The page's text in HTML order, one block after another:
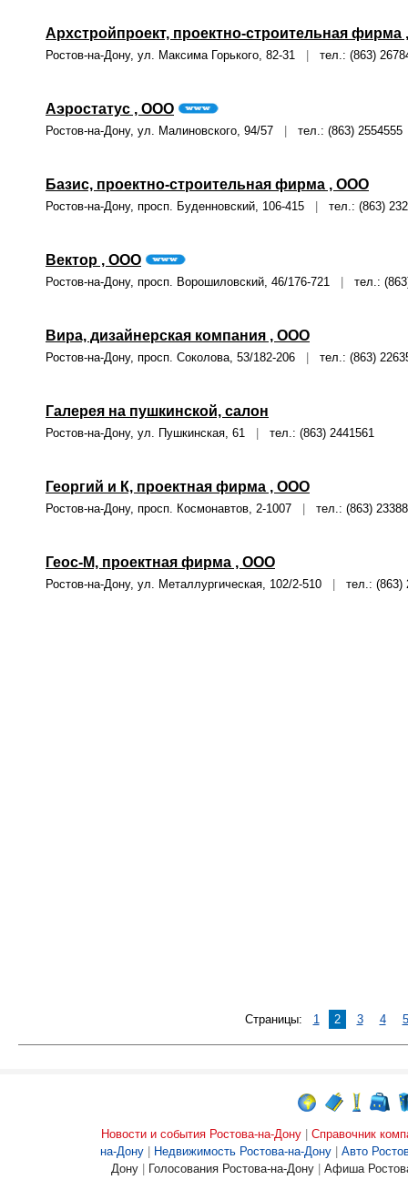
Архстройпроект, проектно-строительная
Ростов-на-Дону, ул. Максима Горького, 82-31 тел.: (863)
Аэростатус , ООО
Ростов-на-Дону, ул. Малиновского, 94/57 тел.: (863) 2554555
Базис, проектно-строительная фирма , ООО
Ростов-на-Дону, просп. Буденновский, 106-415 тел.: (863)
Вектор , ООО
Ростов-на-Дону, просп. Ворошиловский, 46/176-721 тел.:
Вира, дизайнерская компания , ООО
Ростов-на-Дону, просп. Соколова, 53/182-206 тел.: (863)
Галерея на пушкинской, салон
Ростов-на-Дону, ул. Пушкинская, 61 тел.: (863) 2441561
Георгий и К, проектная фирма , ООО
Ростов-на-Дону, просп. Космонавтов, 2-1007 тел.: (863)
Геос-М, проектная фирма , ООО
Ростов-на-Дону, ул. Металлургическая, 102/2-510 тел.: (863)
Страницы: 1 2 3 4 5
Новости и события Ростова-на-Дону
Справочник
на-Дону
Недвижимость Ростова-на-Дону
Авто
Дону
Голосования Ростова-на-Дону Афиша